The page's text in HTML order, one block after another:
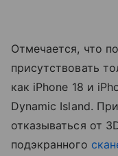
Отмечается, что
присутствовать
как iPhone 18 и
Dynamic Island.
отказываться от
подэкранного